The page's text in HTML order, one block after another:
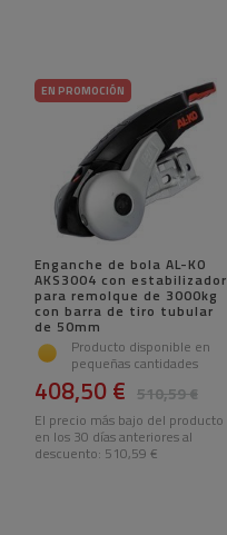
EN PROMOCIÓN
Enganche de bola AL-KO
AKS3004 con estabilizador
para remolque de 3000kg
con barra de tiro tubular
de 50mm
Producto disponible en
pequeñas cantidades
510,59 €
408,50 €
El precio más bajo del producto
en los 30 días anteriores al
descuento: 510,59 €